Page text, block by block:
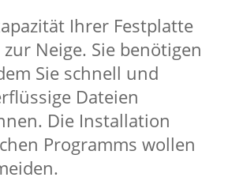
Ihrer Festplatte
Neige. Sie benötigen
Sie schnell und
Dateien
Die Installation
Programms wollen